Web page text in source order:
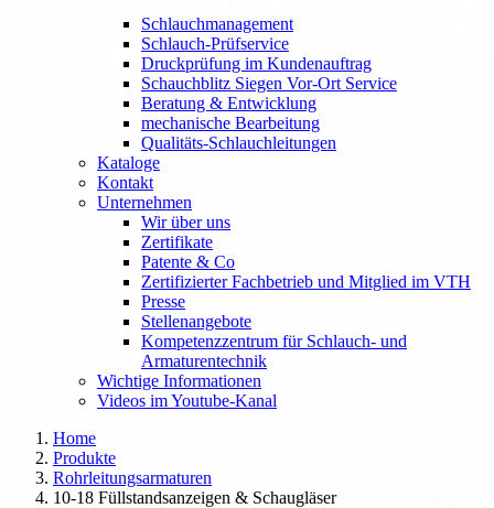
Schlauchmanagement
Schlauch-Prüfservice
Druckprüfung im Kundenauftrag
Schauchblitz Siegen Vor-Ort Service
Beratung & Entwicklung
mechanische Bearbeitung
Qualitäts-Schlauchleitungen
Kataloge
Kontakt
Unternehmen
Wir über uns
Zertifikate
Patente & Co
Zertifizierter Fachbetrieb und Mitglied im VTH
Presse
Stellenangebote
Kompetenzzentrum für Schlauch- und
Armaturentechnik
Wichtige Informationen
Videos im Youtube-Kanal
Home
Produkte
Rohrleitungsarmaturen
10-18 Füllstandsanzeigen & Schaugläser